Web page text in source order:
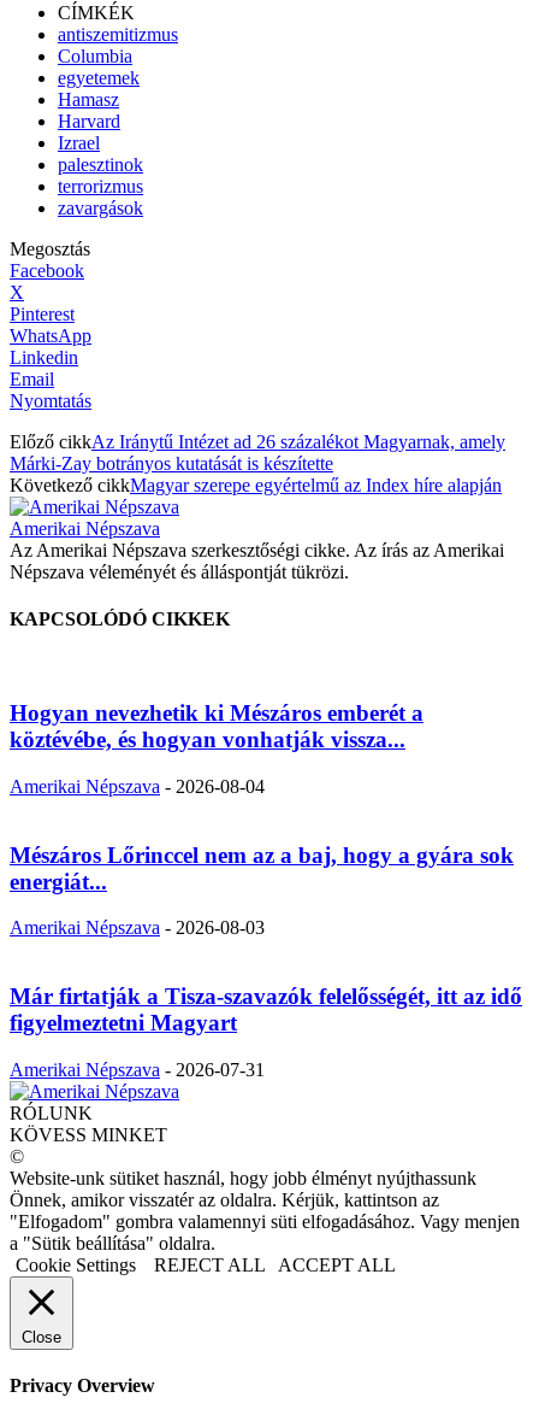
CÍMKÉK
antiszemitizmus
Columbia
egyetemek
Hamasz
Harvard
Izrael
palesztinok
terrorizmus
zavargások
Megosztás
Facebook
X
Pinterest
WhatsApp
Linkedin
Email
Nyomtatás
Előző cikkAz Iránytű Intézet ad 26 százalékot Magyarnak, amely
Márki-Zay botrányos kutatását is készítette
Következő cikkMagyar szerepe egyértelmű az Index híre alapján
Amerikai Népszava
Az Amerikai Népszava szerkesztőségi cikke. Az írás az Amerikai
Népszava véleményét és álláspontját tükrözi.
KAPCSOLÓDÓ CIKKEK
Hogyan nevezhetik ki Mészáros emberét a
köztévébe, és hogyan vonhatják vissza...
Amerikai Népszava - 2026-08-04
Mészáros Lőrinccel nem az a baj, hogy a gyára sok
energiát...
Amerikai Népszava - 2026-08-03
Már firtatják a Tisza-szavazók felelősségét, itt az idő
figyelmeztetni Magyart
Amerikai Népszava - 2026-07-31
RÓLUNK
KÖVESS MINKET
©
Website-unk sütiket használ, hogy jobb élményt nyújthassunk
Önnek, amikor visszatér az oldalra. Kérjük, kattintson az
"Elfogadom" gombra valamennyi süti elfogadásához. Vagy menjen
a "Sütik beállítása" oldalra.
Cookie Settings
REJECT ALL ACCEPT ALL
Close
Privacy Overview